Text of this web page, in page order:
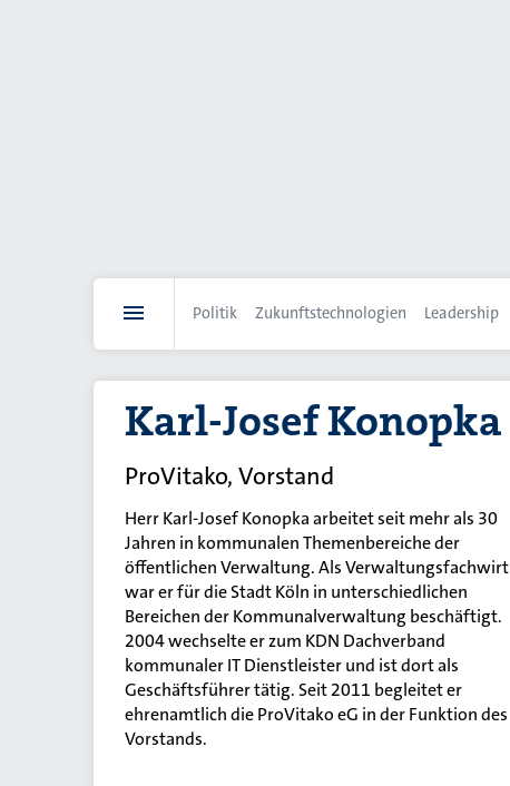
Politik Zukunftstechnologien Leadership
Karl-Josef Konopka
ProVitako, Vorstand
Herr Karl-Josef Konopka arbeitet seit mehr als 30
Jahren in kommunalen Themenbereiche der
öffentlichen Verwaltung. Als Verwaltungsfachwirt
war er für die Stadt Köln in unterschiedlichen
Bereichen der Kommunalverwaltung beschäftigt.
2004 wechselte er zum KDN Dachverband
kommunaler IT Dienstleister und ist dort als
Geschäftsführer tätig. Seit 2011 begleitet er
ehrenamtlich die ProVitako eG in der Funktion des
Vorstands.